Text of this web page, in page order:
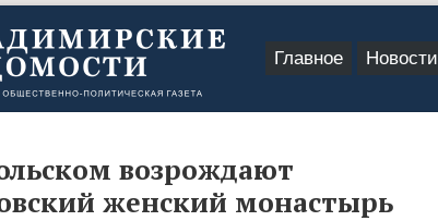
Главное Новости
возрождают
женский монастырь